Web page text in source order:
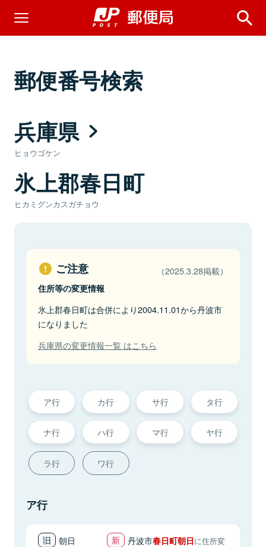
郵便番号検索
兵庫県
ヒョウゴケン
氷上郡春日町
ヒカミグンカスガチョウ
ご注意 （2025.3.28掲載）
住所等の変更情報
氷上郡春日町は合併により2004.11.01から丹波市
になりました
兵庫県の変更情報一覧 はこちら
ア行 カ行 サ行 タ行
ナ行 ハ行 マ行 ヤ行
ラ行 ワ行
ア行
朝日 丹波市春日町朝日に住所変